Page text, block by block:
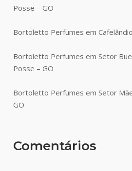
Posse – GO
Bortoletto Perfumes em
Bortoletto Perfumes em Setor
Posse – GO
Bortoletto Perfumes em Setor
GO
Comentários